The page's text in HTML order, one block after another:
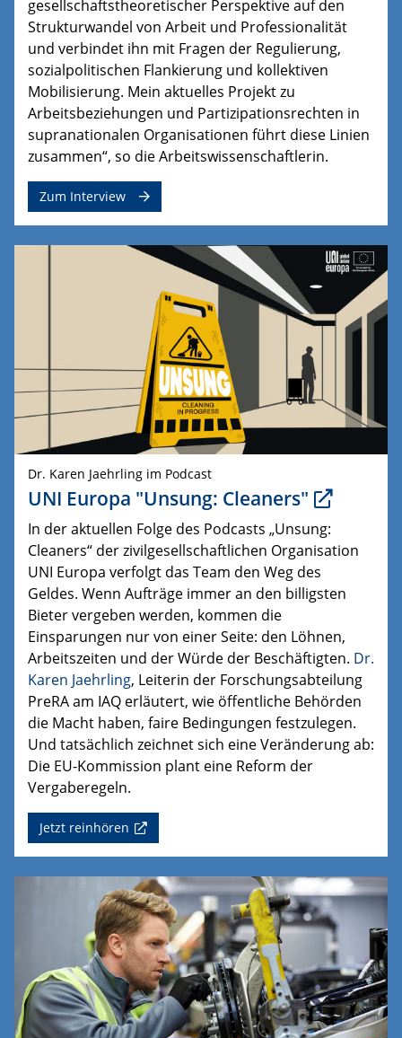
gesellschaftstheoretischer Perspektive auf den
Strukturwandel von Arbeit und Professionalität
und verbindet ihn mit Fragen der Regulierung,
sozialpolitischen Flankierung und kollektiven
Mobilisierung. Mein aktuelles Projekt zu
Arbeitsbeziehungen und Partizipationsrechten in
supranationalen Organisationen führt diese Linien
zusammen“, so die Arbeitswissenschaftlerin.
Zum Interview
Dr. Karen Jaehrling im Podcast
UNI Europa "Unsung: Cleaners"
In der aktuellen Folge des Podcasts „Unsung:
Cleaners“ der zivilgesellschaftlichen Organisation
UNI Europa verfolgt das Team den Weg des
Geldes. Wenn Aufträge immer an den billigsten
Bieter vergeben werden, kommen die
Einsparungen nur von einer Seite: den Löhnen,
Arbeitszeiten und der Würde der Beschäftigten. Dr.
Karen Jaehrling, Leiterin der Forschungsabteilung
PreRAam IAQ erläutert, wie öffentliche Behörden
die Macht haben, faire Bedingungen festzulegen.
Und tatsächlich zeichnet sich eine Veränderung ab:
Die EU-Kommission plant eine Reform der
Vergaberegeln.
Jetzt reinhören